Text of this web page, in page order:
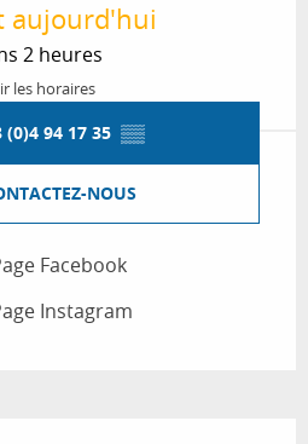
aujourd'hui
2 heures
les horaires
(0)4 94 17 35 ▒▒
NOUS
Facebook
Instagram